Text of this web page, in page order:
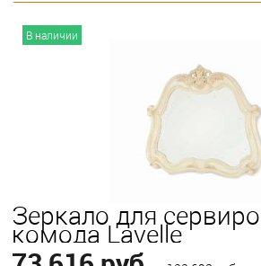
В наличии
Зеркало для
комода Lavelle